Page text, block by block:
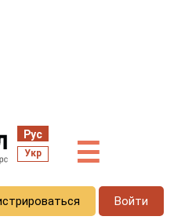
Рус
Укр ☰
Войти